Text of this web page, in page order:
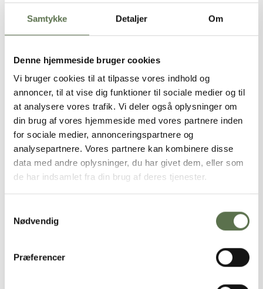
Samtykke Detaljer Om
Denne hjemmeside bruger cookies
Vi bruger cookies til at tilpasse vores indhold og
annoncer, til at vise dig funktioner til sociale medier og til
at analysere vores trafik. Vi deler også oplysninger om
din brug af vores hjemmeside med vores partnere inden
for sociale medier, annonceringspartnere og
analysepartnere. Vores partnere kan kombinere disse
data med andre oplysninger, du har givet dem, eller som
de har indsamlet fra din brug af deres tjenester.
Nødvendig
Præferencer
INGREDIENSER
HVEDEGLUTEN.MELBEHANDLINGSMIDDEL (E
300), tørret SURDEJ (RUG, hvede,
surhedsregulerende middel (E 270, E 260),
hvedestivelse)
NÆRINGSINDHOLD PR. 100 G
Energi
927 kJ / 221 kcal
Fedt
- heraf mættede fedtsyrer
0,2 g
43,5 g
- heraf sukkerarter
0,4 g
2,4 g
8 g
1,67 g